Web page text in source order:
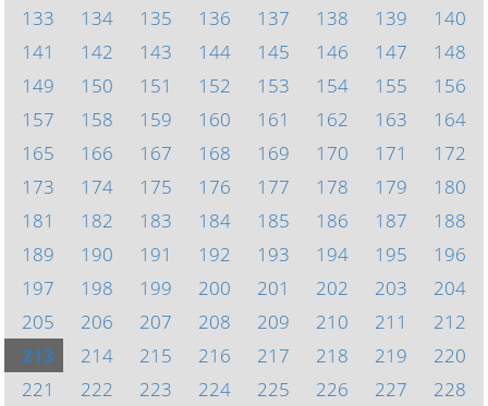
133
134 135 136 137 138 139
140
141
142 143 144 145 146 147
148
149
150 151 152 153 154 155
156
157
158 159 160 161 162 163
164
165
166 167 168 169 170 171
172
173
174 175 176 177 178 179
180
181
182 183 184 185 186 187
188
189
190 191 192 193 194 195
196
197
198 199 200 201 202 203
204
205
206 207 208 209 210 211
212
213
214 215 216 217 218 219
220
221
222 223 224 225 226 227
228